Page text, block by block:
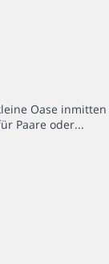
Oase inmitten
Paare oder...